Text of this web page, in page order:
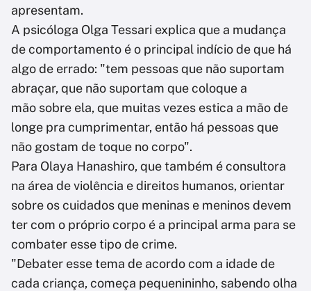
apresentam.
A psicóloga Olga Tessari explica que a mudança
de comportamento é o principal indício de que há
algo de errado: "tem pessoas que não suportam
abraçar, que não suportam que coloque a
mão sobre ela, que muitas vezes estica a mão de
longe pra cumprimentar, então há pessoas que
não gostam de toque no corpo".
Para Olaya Hanashiro, que também é consultora
na área de violência e direitos humanos, orientar
sobre os cuidados que meninas e meninos devem
ter com o próprio corpo é a principal arma para se
combater esse tipo de crime.
"Debater esse tema de acordo com a idade de
cada criança, começa pequenininho, sabendo olha